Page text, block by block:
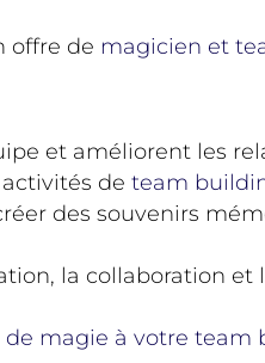
offre de magicien et
et améliorent les
de team
des souvenirs
la collaboration et
magie à votre team